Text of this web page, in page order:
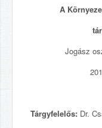
A
Jogász
Tárgyfelelős: Dr.